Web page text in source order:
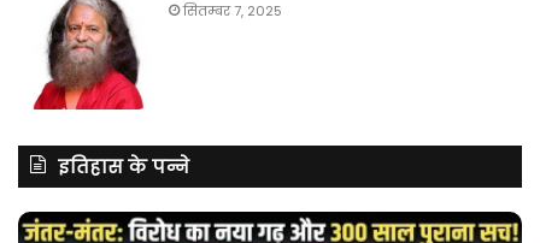
सितम्बर 7, 2025
इतिहास के पन्ने